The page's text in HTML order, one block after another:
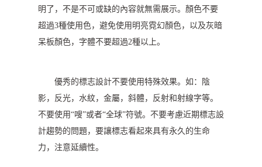
明了，不是不可或缺的內容就無需展示。顏色不要
超過3種使用色，避免使用明亮霓幻顏色，以及灰暗
呆板顏色，字體不要超過2種以上。
優秀的標志設計不要使用特殊效果。如：陰
影，反光，水紋，金屬，斜體，反射和射線字等。
不要使用“嗖”或者“全球”符號。不要考慮近期標志設
計趨勢的問題，要讓標志看起來具有永久的生命
力，注意延續性。